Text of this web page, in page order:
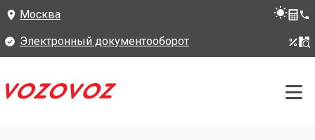
Москва
Электронный документооборот